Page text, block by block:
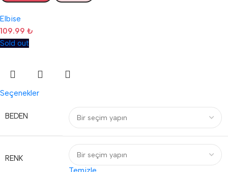
Elbise
109.99 ₺
Sold out
Seçenekler
BEDEN
RENK